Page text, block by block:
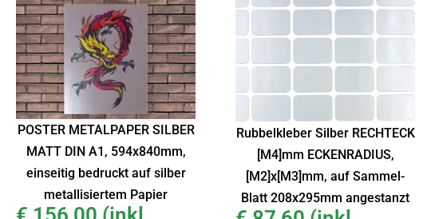
POSTER METALPAPER SILBER
MATT DIN A1, 594x840mm,
einseitig bedruckt auf silber
metallisiertem Papier
Rubbelkleber Silber RECHTECK
[M4]mm ECKENRADIUS,
[M2]x[M3]mm, auf Sammel-
Blatt 208x295mm angestanzt